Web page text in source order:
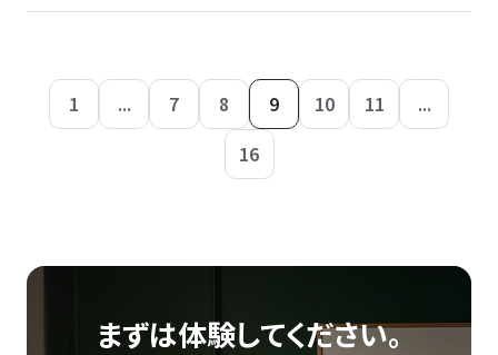
1 ... 7 8 9 10 11
...
16
まずは体験してください。